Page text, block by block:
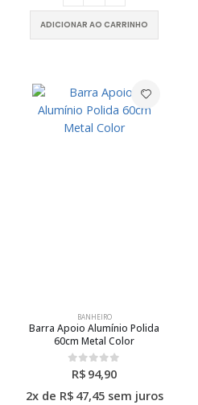
ADICIONAR AO CARRINHO
BANHEIRO
Barra Apoio Alumínio Polida
60cm Metal Color
0out of 5
R$ 94,90
2x de R$ 47,45 sem juros